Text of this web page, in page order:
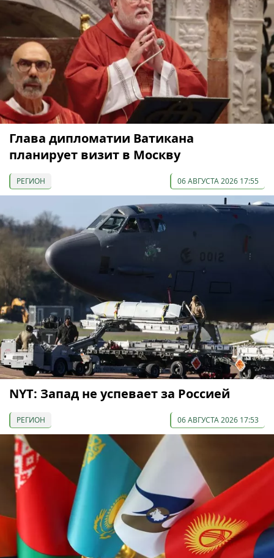
Глава дипломатии Ватикана
планирует визит в Москву
РЕГИОН 06 АВГУСТА 2026 17:55
NYT: Запад не успевает за Россией
РЕГИОН 06 АВГУСТА 2026 17:53